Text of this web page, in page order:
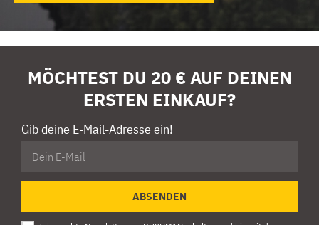
MÖCHTEST DU 20 € AUF DEINEN
ERSTEN EINKAUF?
Gib deine E-Mail-Adresse ein!
ABSENDEN